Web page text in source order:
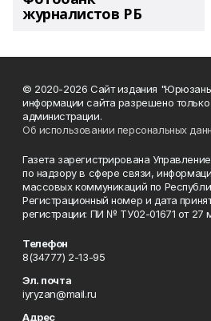
журналистов РБ
© 2020-2026 Сайт издания
информации сайта разрешено
администрации.
Об использовании персональных
Газета зарегистрирована
по надзору в сфере связи,
массовых коммуникаций по
Регистрационный номер и дата
регистрации: ПИ № ТУ02-01671 от 27
Телефон
8(34777) 2-13-95
Эл. почта
iyryzan@mail.ru
Адрес